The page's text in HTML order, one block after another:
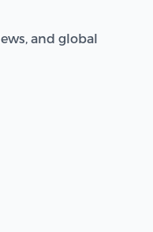
and global